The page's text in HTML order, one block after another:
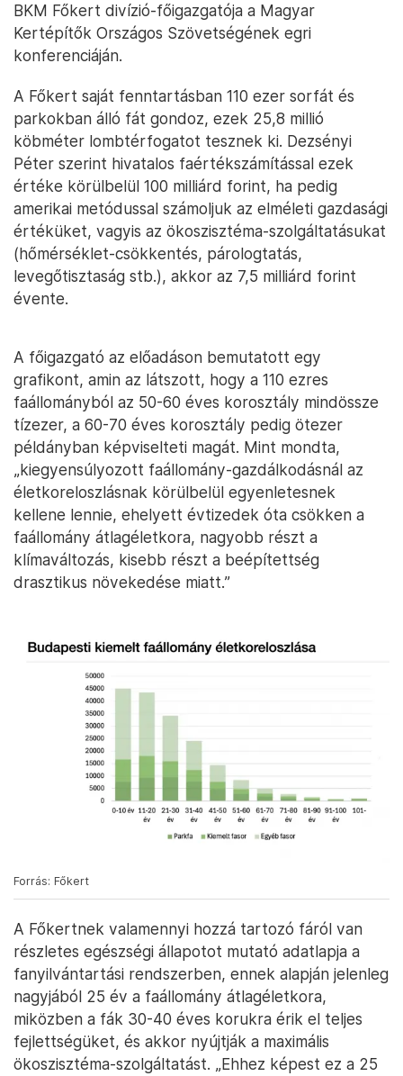
BKM Főkert divízió-főigazgatója a Magyar
Kertépítők Országos Szövetségének egri
konferenciáján.
A Főkert saját fenntartásban 110 ezer sorfát és
parkokban álló fát gondoz, ezek 25,8 millió
köbméter lombtérfogatot tesznek ki. Dezsényi
Péter szerint hivatalos faértékszámítással ezek
értéke körülbelül 100 milliárd forint, ha pedig
amerikai metódussal számoljuk az elméleti gazdasági
értéküket, vagyis az ökoszisztéma-szolgáltatásukat
(hőmérséklet-csökkentés, párologtatás,
levegőtisztaság stb.), akkor az 7,5 milliárd forint
évente.
A főigazgató az előadáson bemutatott egy
grafikont, amin az látszott, hogy a 110 ezres
faállományból az 50-60 éves korosztály mindössze
tízezer, a 60-70 éves korosztály pedig ötezer
példányban képviselteti magát. Mint mondta,
„kiegyensúlyozott faállomány-gazdálkodásnál az
életkoreloszlásnak körülbelül egyenletesnek
kellene lennie, ehelyett évtizedek óta csökken a
faállomány átlagéletkora, nagyobb részt a
klímaváltozás, kisebb részt a beépítettség
drasztikus növekedése miatt.”
Forrás: Főkert
A Főkertnek valamennyi hozzá tartozó fáról van
részletes egészségi állapotot mutató adatlapja a
fanyilvántartási rendszerben, ennek alapján jelenleg
nagyjából 25 év a faállomány átlagéletkora,
miközben a fák 30-40 éves korukra érik el teljes
fejlettségüket, és akkor nyújtják a maximális
ökoszisztéma-szolgáltatást. „Ehhez képest ez a 25